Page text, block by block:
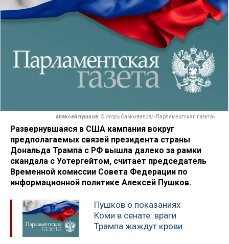
алексей пушков © Игорь Самохвалов/«Парламентская газета»
Развернувшаяся в США кампания вокруг
предполагаемых связей президента страны
Дональда Трампа с РФ вышла далеко за рамки
скандала с Уотергейтом, считает председатель
Временной комиссии Совета Федерации по
информационной политике Алексей Пушков.
Пушков о показаниях
Коми в сенате: враги
Трампа жаждут крови